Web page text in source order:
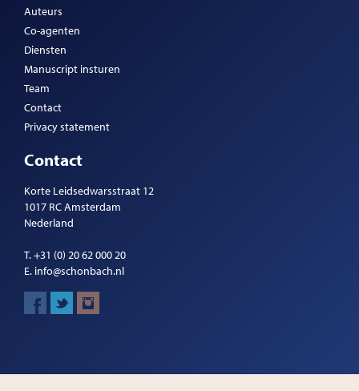
Auteurs
Co-agenten
Diensten
Manuscript insturen
Team
Contact
Privacy statement
Contact
Korte Leidsedwarsstraat 12
1017 RC Amsterdam
Nederland
T.+31 (0) 20 62 000 20
E. info@schonbach.nl